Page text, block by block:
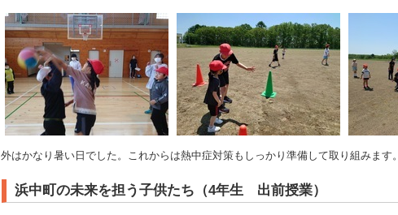
外はかなり暑い日でした。これからは熱中症対策もしっかり準備して取り組みます。
浜中町の未来を担う子供たち（4年生 出前授業）